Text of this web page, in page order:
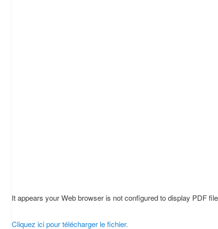
It appears your Web browser is not configured to display PDF
Cliquez ici pour télécharger le fichier.